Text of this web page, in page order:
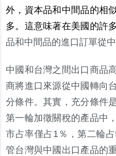
外，資本品和中間品的相
多。這意味著在美國的許
品和中間品的進口訂單從
中國和台灣之間出口商品
商將進口來源從中國轉向
分條件。其實，充分條件
第一輪加徵關稅的產品中
市占率僅占1％，第二輪占
管台灣與中國出口產品的